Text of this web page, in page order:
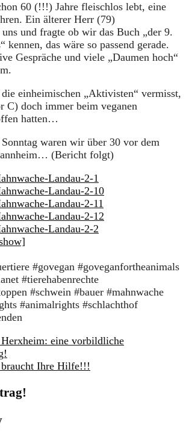
60 (!!!) Jahre fleischlos lebt, eine
Ein älterer Herr (79)
und fragte ob wir das Buch „der 9.
kennen, das wäre so passend gerade.
Gespräche und viele „Daumen hoch“
einheimischen „Aktivisten“ vermisst,
C) doch immer beim veganen
hatten…
waren wir über 30 vor dem
(Bericht folgt)
#govegan #goveganfortheanimals
#tierehabenrechte
#schwein #bauer #mahnwache
#animalrights #schlachthof
eine vorbildliche
Ihre Hilfe!!!